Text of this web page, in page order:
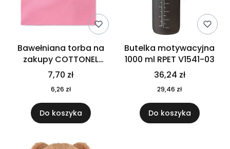
Bawełniana torba na
zakupy COTTONEL
COLOUR++ MO9846-11
7,70 zł
6,26 zł
Do koszyka
Butelka motywacyjna
1000 ml RPET V1541-03
36,24 zł
29,46 zł
Do koszyka